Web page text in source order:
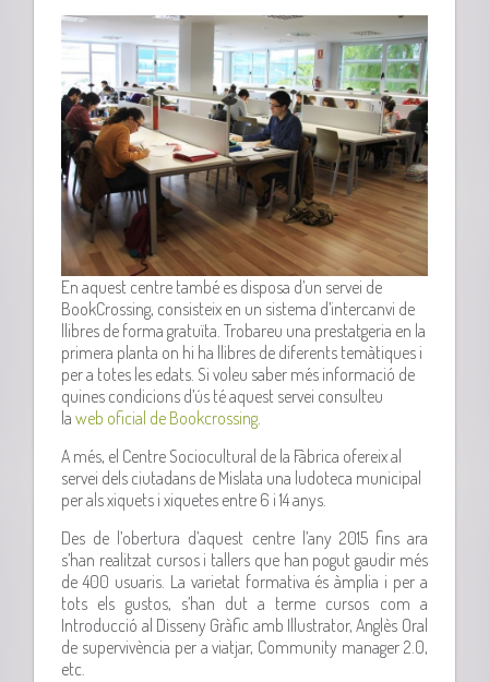
En aquest centre també es disposa d’un servei de
BookCrossing, consisteix en un sistema d’intercanvi de
llibres de forma gratuïta. Trobareu una prestatgeria en la
primera planta on hi ha llibres de diferents temàtiques i
per a totes les edats. Si voleu saber més informació de
quines condicions d’ús té aquest servei consulteu
laweb oficial de Bookcrossing.
A més, el Centre Sociocultural de la Fàbrica ofereix al
servei dels ciutadans de Mislata una ludoteca municipal
per als xiquets i xiquetes entre 6 i 14 anys.
Des de l’obertura d’aquest centre l’any 2015 fins ara
s’han realitzat cursos i tallers que han pogut gaudir més
de 400 usuaris. La varietat formativa és àmplia i per a
tots els gustos, s’han dut a terme cursos com a
Introducció al Disseny Gràfic amb Illustrator, Anglès Oral
de supervivència per a viatjar, Community manager 2.0,
etc.